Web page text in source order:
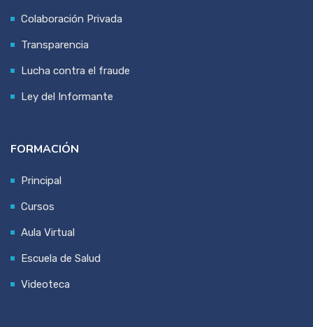
Colaboración Privada
Transparencia
Lucha contra el fraude
Ley del Informante
FORMACIÓN
Principal
Cursos
Aula Virtual
Escuela de Salud
Videoteca